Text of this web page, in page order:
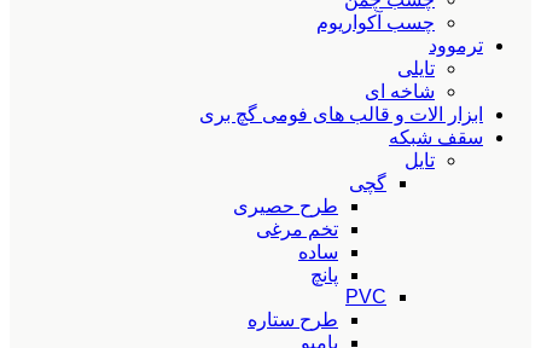
چسب آکواریوم
ترموود
تایلی
شاخه ای
ابزار الات و قالب های فومی گچ بری
سقف شبکه
تایل
گچی
طرح حصیری
تخم مرغی
ساده
پانچ
PVC
طرح ستاره
بامبو